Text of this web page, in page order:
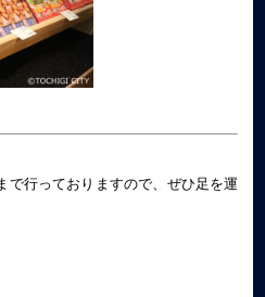
で行っておりますので、ぜひ足を運